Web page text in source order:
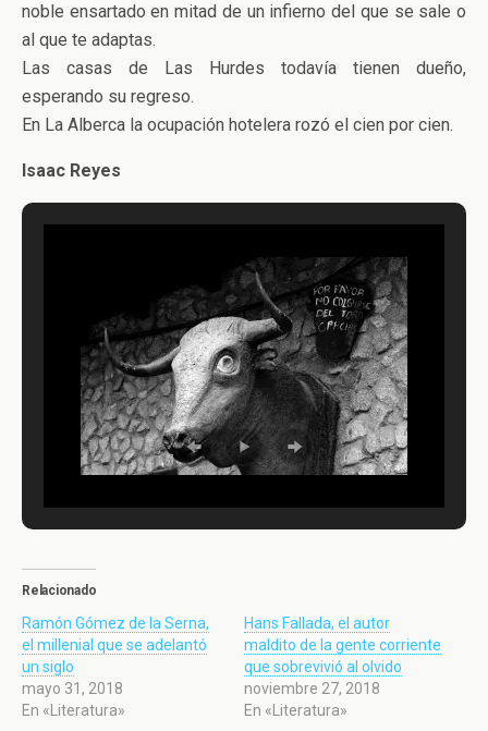
noble ensartado en mitad de un infierno del que se sale o
al que te adaptas.
Las casas de Las Hurdes todavía tienen dueño,
esperando su regreso.
En La Alberca la ocupación hotelera rozó el cien por cien.
Isaac Reyes
Relacionado
Ramón Gómez de la Serna,
el millenial que se adelantó
un siglo
mayo 31, 2018
En «Literatura»
Hans Fallada, el autor
maldito de la gente corriente
que sobrevivió al olvido
noviembre 27, 2018
En «Literatura»